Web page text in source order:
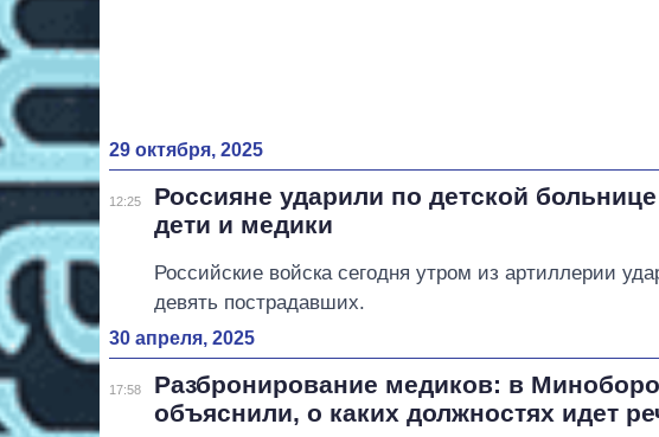
29 октября, 2025
12:25
Россияне ударили по детской
дети и медики
Российские войска сегодня утром из артиллерии
девять пострадавших.
30 апреля, 2025
17:58
Разбронирование медиков: в
объяснили, о каких должностях идет